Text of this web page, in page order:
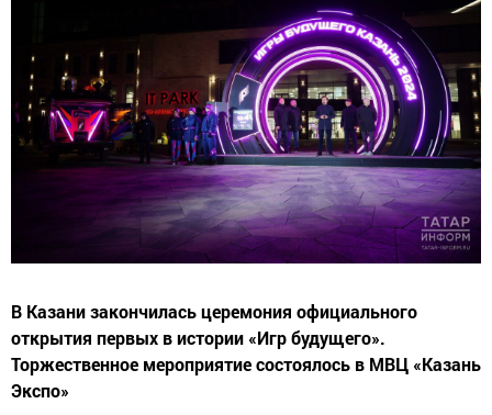
В Казани закончилась церемония официального
открытия первых в истории «Игр будущего».
Торжественное мероприятие состоялось в МВЦ «Казань
Экспо»